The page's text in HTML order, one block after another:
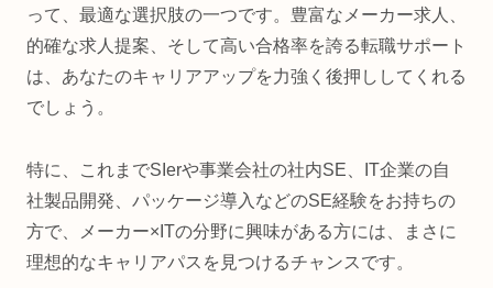
って、最適な選択肢の一つです。豊富なメーカー求人、
的確な求人提案、そして高い合格率を誇る転職サポート
は、あなたのキャリアアップを力強く後押ししてくれる
でしょう。
特に、これまでSIerや事業会社の社内SE、IT企業の自
社製品開発、パッケージ導入などのSE経験をお持ちの
方で、メーカー×ITの分野に興味がある方には、まさに
理想的なキャリアパスを見つけるチャンスです。